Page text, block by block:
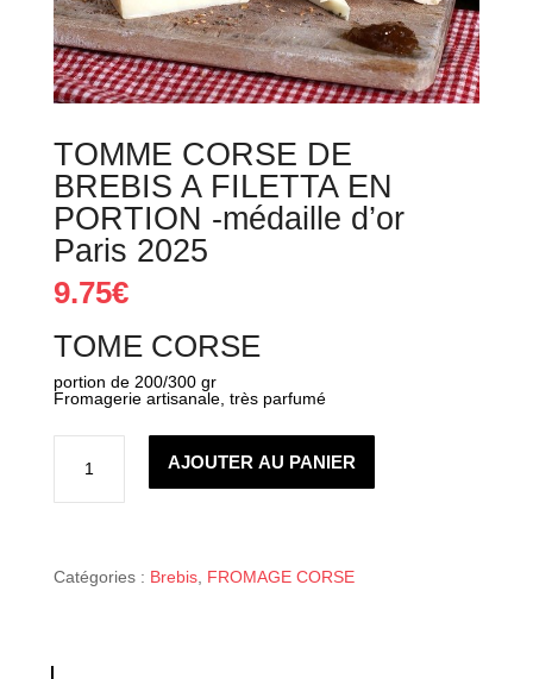
TOMME CORSE DE
BREBIS A FILETTA EN
PORTION -médaille d’or
Paris 2025
9.75€
TOME CORSE
portion de 200/300 gr
Fromagerie artisanale, très parfumé
quantité
TOMME
DE
EN
PORTION
AJOUTER AU PANIER
Catégories : Brebis, FROMAGE CORSE